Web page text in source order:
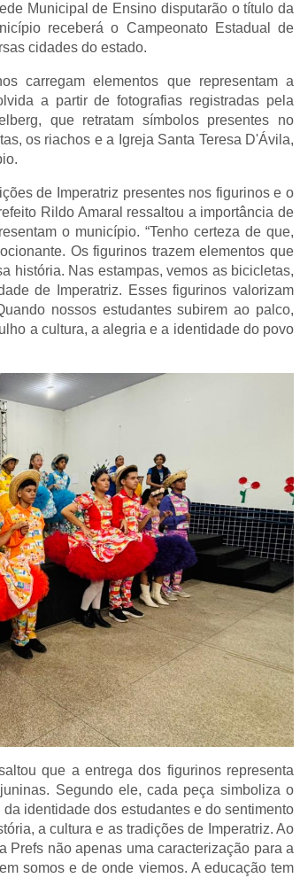
Municipal de Ensino disputarão o título da
receberá o Campeonato Estadual de
cidades do estado.
carregam elementos que representam a
a partir de fotografias registradas pela
que retratam símbolos presentes no
os riachos e a Igreja Santa Teresa D'Ávila,
de Imperatriz presentes nos figurinos e o
Rildo Amaral ressaltou a importância de
o município. “Tenho certeza de que,
Os figurinos trazem elementos que
história. Nas estampas, vemos as bicicletas,
de Imperatriz. Esses figurinos valorizam
nossos estudantes subirem ao palco,
a cultura, a alegria e a identidade do povo
que a entrega dos figurinos representa
Segundo ele, cada peça simboliza o
identidade dos estudantes e do sentimento
a cultura e as tradições de Imperatriz. Ao
Prefs não apenas uma caracterização para a
somos e de onde viemos. A educação tem